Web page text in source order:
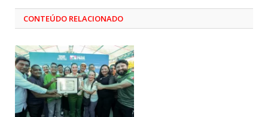
CONTEÚDO RELACIONADO